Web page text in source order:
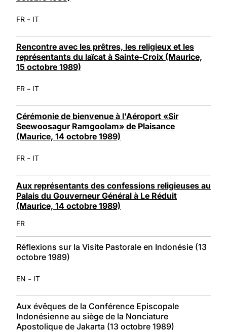
FR - IT
Rencontre avec les prêtres, les religieux et les
représentants du laïcat à Sainte-Croix (Maurice,
15 octobre 1989)
FR - IT
Cérémonie de bienvenue à l'Aéroport «Sir
Seewoosagur Ramgoolam» de Plaisance
(Maurice, 14 octobre 1989)
FR - IT
Aux représentants des confessions religieuses au
Palais du Gouverneur Général à Le Réduit
(Maurice, 14 octobre 1989)
FR
Réflexions sur la Visite Pastorale en Indonésie (13
octobre 1989)
EN - IT
Aux évêques de la Conférence Episcopale
Indonésienne au siège de la Nonciature
Apostolique de Jakarta (13 octobre 1989)